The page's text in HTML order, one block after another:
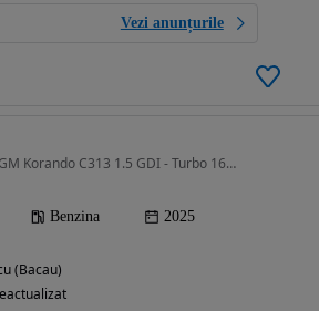
Vezi anunțurile
1497 cm3 • 163 CP • KGM Korando C313 1.5 GDI - Turbo 163 CP 260 Nm (AT6) AWD Premium AT
Benzina 2025
(Bacau)